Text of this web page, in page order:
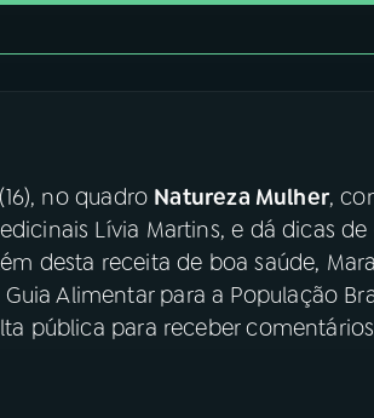
no quadro Natureza Mulher,
Lívia Martins, e dá dicas
desta receita de boa saúde,
Alimentar para a População
pública para receber